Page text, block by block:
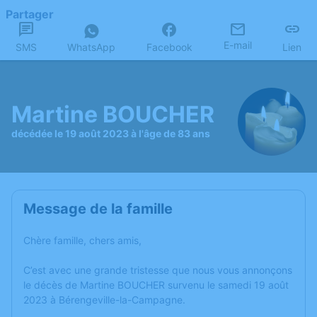
Partager
SMS WhatsApp Facebook E-mail Lien
Martine BOUCHER
décédée le 19 août 2023 à l'âge de 83 ans
Message de la famille
Chère famille, chers amis,
C’est avec une grande tristesse que nous vous annonçons
le décès de Martine BOUCHER survenu le samedi 19 août
2023 à Bérengeville-la-Campagne.